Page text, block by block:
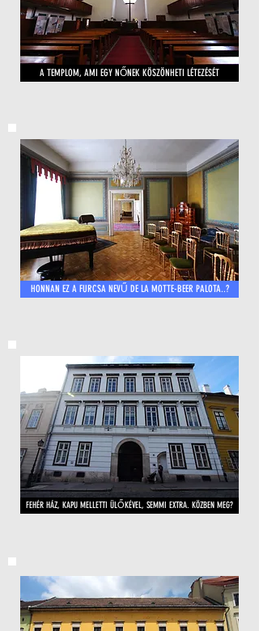
A TEMPLOM, AMI EGY NŐNEK KÖSZÖNHETI LÉTEZÉSÉT
HONNAN EZ A FURCSA NEVŰ DE LA MOTTE-BEER PALOTA..?
FEHÉR HÁZ, KAPU MELLETTI ÜLŐKÉVEL, SEMMI EXTRA. KÖZBEN MEG?